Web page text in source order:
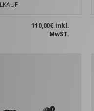
110,00€ inkl.
MwST.